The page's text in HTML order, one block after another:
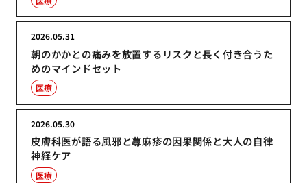
朝のかかとの痛みを放置するリスクと長く付き合うた
めのマインドセット
2026.05.31
医療
皮膚科医が語る風邪と蕁麻疹の因果関係と大人の自律
神経ケア
2026.05.30
医療